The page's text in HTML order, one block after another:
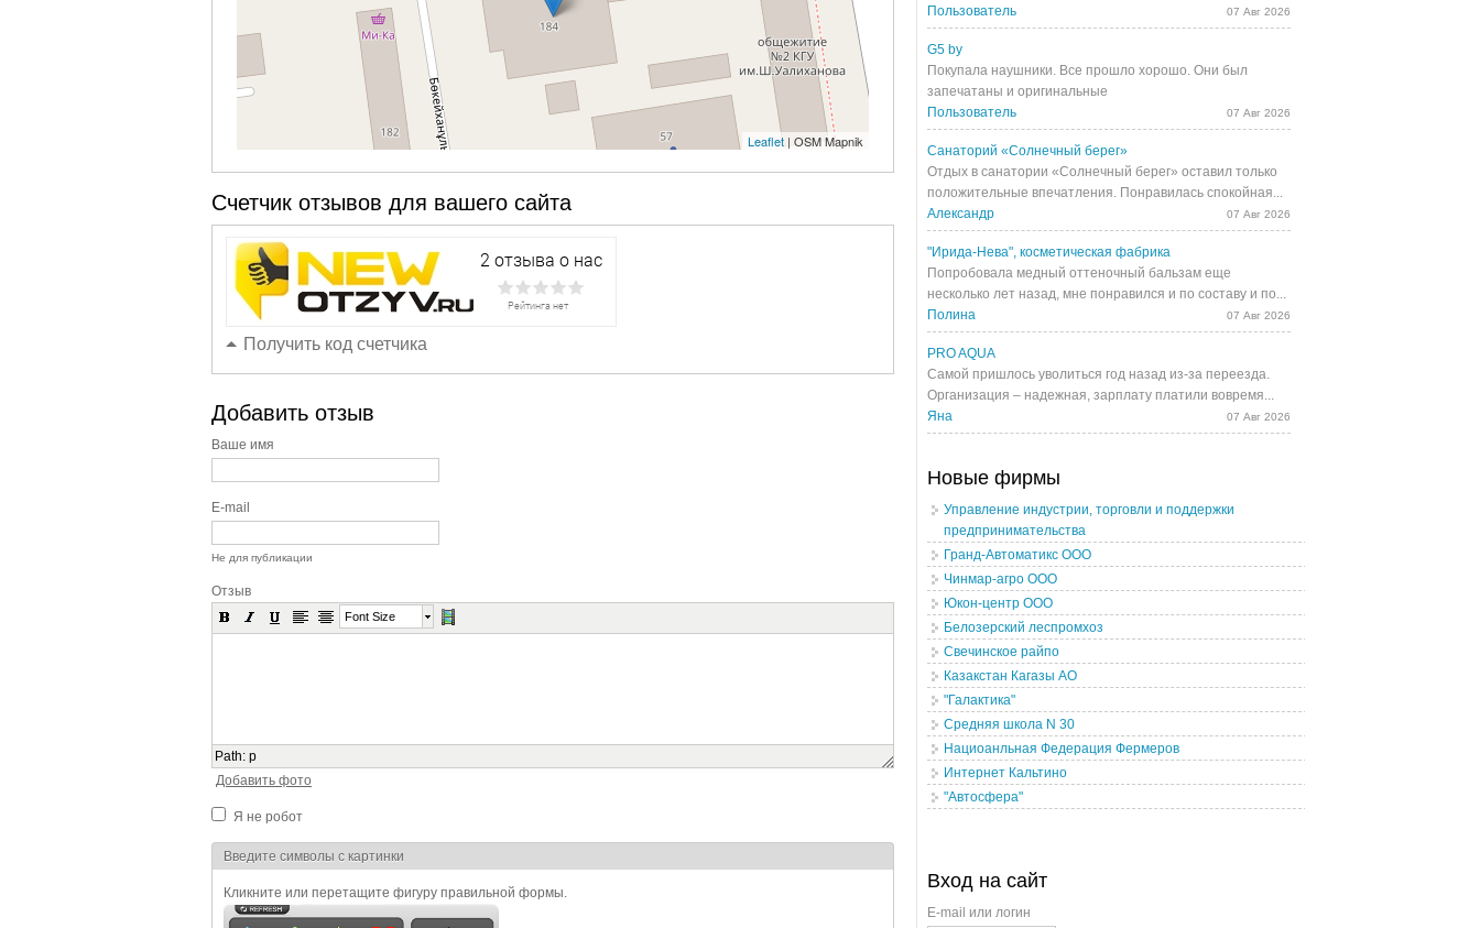
Leaflet | OSM Mapnik
Счетчик отзывов для вашего сайта
Получить код счетчика
Добавить отзыв
Ваше имя
E-mail
Не для публикации
Отзыв
Font Size
Path: p
Добавить фото
Я не робот
Я спамер
Введите символы с картинки
Кликните или перетащите фигуру правильной формы.
Пользователь
07 Авг 2026
G5 by
Покупала наушники. Все прошло хорошо. Они был
запечатаны и оригинальные
Пользователь
07 Авг 2026
Санаторий «Солнечный берег»
Отдых в санатории «Солнечный берег» оставил только
положительные впечатления. Понравилась спокойная...
Александр
07 Авг 2026
"Ирида-Нева", косметическая фабрика
Попробовала медный оттеночный бальзам еще
несколько лет назад, мне понравился и по составу и по...
Полина
07 Авг 2026
PRO AQUA
Самой пришлось уволиться год назад из-за переезда.
Организация – надежная, зарплату платили вовремя...
Яна
07 Авг 2026
Новые фирмы
Управление индустрии, торговли и поддержки
предпринимательства
Гранд-Автоматикс ООО
Чинмар-агро ООО
Юкон-центр ООО
Белозерский леспромхоз
Свечинское райпо
Казакстан Кагазы АО
"Галактика"
Средняя школа N 30
Нациоанльная Федерация Фермеров
Интернет Кальтино
"Автосфера"
Вход на сайт
E-mail или логин